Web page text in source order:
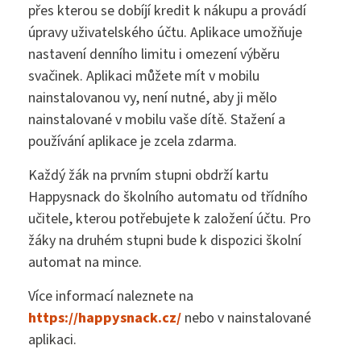
Stravování
NNTB
Virtuální prohlídka
přes kterou se dobíjí kredit k nákupu a provádí
úpravy uživatelského účtu. Aplikace umožňuje
nastavení denního limitu i omezení výběru
svačinek. Aplikaci můžete mít v mobilu
nainstalovanou vy, není nutné, aby ji mělo
nainstalované v mobilu vaše dítě. Stažení a
používání aplikace je zcela zdarma.
Každý žák na prvním stupni obdrží kartu
Happysnack do školního automatu od třídního
učitele, kterou potřebujete k založení účtu. Pro
žáky na druhém stupni bude k dispozici školní
automat na mince.
Více informací naleznete na
https://happysnack.cz/ nebo v nainstalované
aplikaci.